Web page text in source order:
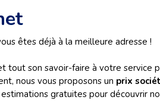
êtes déjà à la meilleure adresse !
son savoir-faire à votre service
nous vous proposons un prix
gratuites pour découvrir